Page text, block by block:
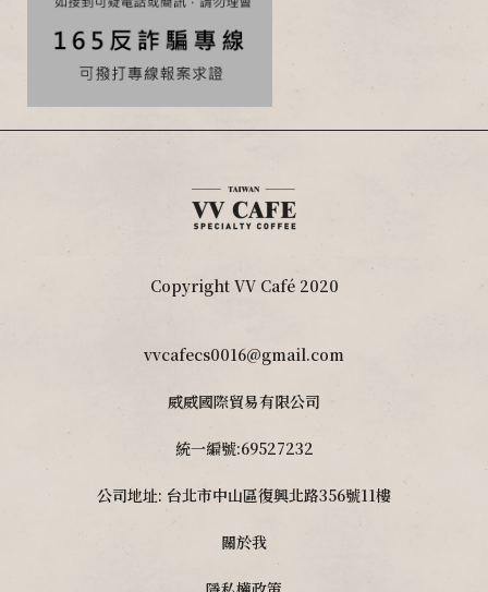
Copyright VV Café 2020
vvcafecs0016@gmail.com
威威國際貿易有限公司
統一編號:69527232
公司地址: 台北市中山區復興北路356號11樓
關於我